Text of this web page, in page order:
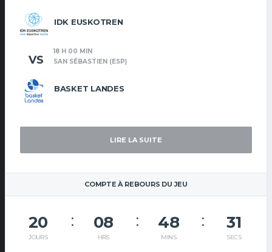
IDK EUSKOTREN
BASKET LANDES
VS
18 H 00 MIN
SAN SÉBASTIEN (ESP)
LIRE LA SUITE
COMPTE À REBOURS DU JEU
20
JOURS
08
HRS
48
MINS
30
SECS